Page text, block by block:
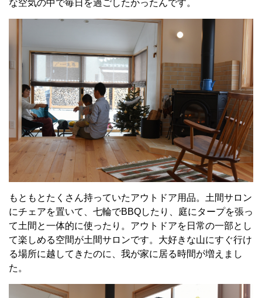
な空気の中で毎日を過ごしたかったんです。
もともとたくさん持っていたアウトドア用品。土間サロン
にチェアを置いて、七輪でBBQしたり、庭にタープを張っ
て土間と一体的に使ったり。アウトドアを日常の一部とし
て楽しめる空間が土間サロンです。大好きな山にすぐ行け
る場所に越してきたのに、我が家に居る時間が増えまし
た。